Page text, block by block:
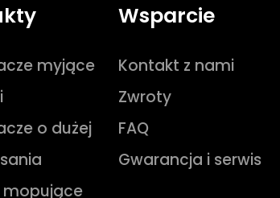
myjące
o dużej
mopujące
Wsparcie
Kontakt z nami
Zwroty
FAQ
Gwarancja i serwis